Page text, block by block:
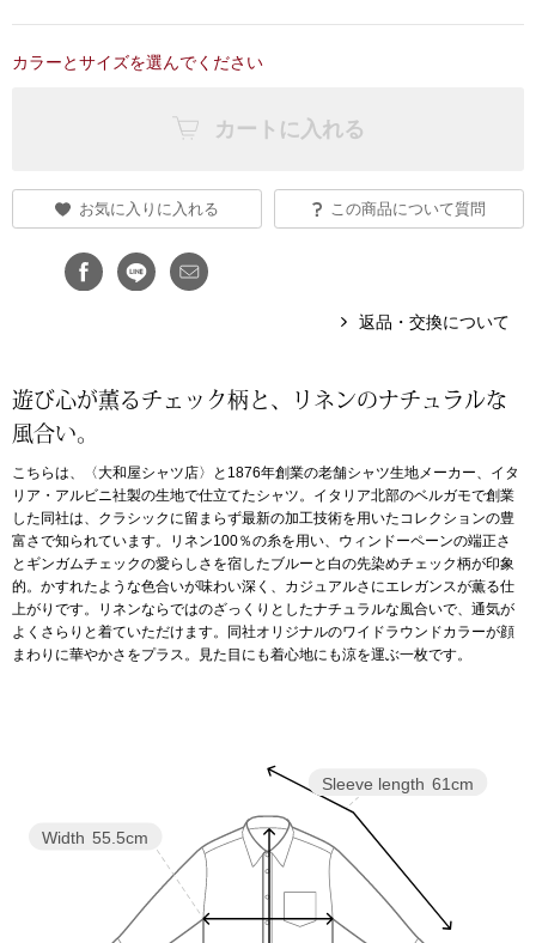
すべて見る
ショルダーバ
クラッチバッグ
ボディバッグ
リュック･バッ
ボストンバッグ
スーツケース
その他
レースアップ
カラーとサイズを選んでください
カートに入れる
お気に入りに入れる この商品について質問
返品・交換について
遊び心が薫るチェック柄と、リネンのナチュラルな
風合い。
こちらは、〈大和屋シャツ店〉と1876年創業の老舗シャツ生地メーカー、イタ
リア・アルビニ社製の生地で仕立てたシャツ。イタリア北部のベルガモで創業
した同社は、クラシックに留まらず最新の加工技術を用いたコレクションの豊
富さで知られています。リネン100％の糸を用い、ウィンドーペーンの端正さ
とギンガムチェックの愛らしさを宿したブルーと白の先染めチェック柄が印象
的。かすれたような色合いが味わい深く、カジュアルさにエレガンスが薫る仕
上がりです。リネンならではのざっくりとしたナチュラルな風合いで、通気が
よくさらりと着ていただけます。同社オリジナルのワイドラウンドカラーが顔
まわりに華やかさをプラス。見た目にも着心地にも涼を運ぶ一枚です。
Sleeve length 61cm
Width 55.5cm